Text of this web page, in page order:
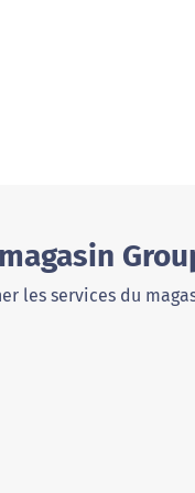
les services du